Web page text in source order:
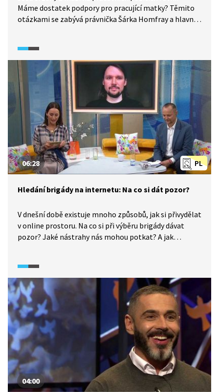
Máme dostatek podpory pro pracující matky? Těmito
otázkami se zabývá právnička Šárka Homfray a hlavní
například rozdíl v odměňování mužů a žen se pohybuje
okolo 18 %. Na problematiku diskriminace na trhu
práce, rovné příležitosti a překážky, kterým ženy čelí,
se zaměřuje dokumentární seriál Potížistky (2025).
PL
06:28
Hledání brigády na internetu: Na co si dát pozor?
V dnešní době existuje mnoho způsobů, jak si přivydělat
v online prostoru. Na co si při výběru brigády dávat
pozor? Jaké nástrahy nás mohou potkat? A jak
04:00